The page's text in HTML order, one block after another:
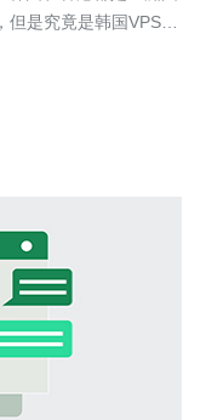
是究竟是韩国VPS还
度方面表现出色。韩